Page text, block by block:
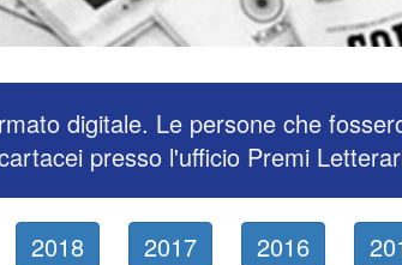
digitale. Le persone che
presso l'ufficio Premi
2018 2017 2016